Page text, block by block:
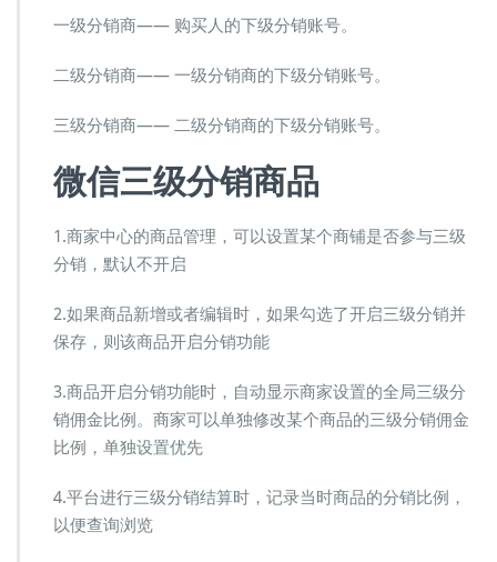
一级分销商—— 购买人的下级分销账号。
二级分销商—— 一级分销商的下级分销账号。
三级分销商—— 二级分销商的下级分销账号。
微信三级分销商品
1.商家中心的商品管理，可以设置某个商铺是否参与三级
分销，默认不开启
2.如果商品新增或者编辑时，如果勾选了开启三级分销并
保存，则该商品开启分销功能
3.商品开启分销功能时，自动显示商家设置的全局三级分
销佣金比例。商家可以单独修改某个商品的三级分销佣金
比例，单独设置优先
4.平台进行三级分销结算时，记录当时商品的分销比例，
以便查询浏览